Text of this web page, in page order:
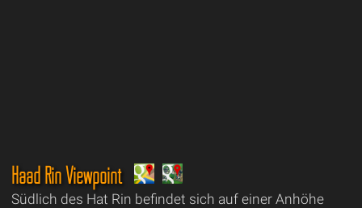
Haad Rin Viewpoint
Südlich des Hat Rin befindet sich auf einer Anhöhe